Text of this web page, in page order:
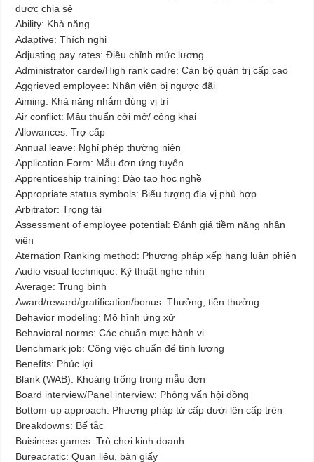
được chia sẻ
Ability: Khả năng
Adaptive: Thích nghi
Adjusting pay rates: Điều chỉnh mức lương
Administrator carde/High rank cadre: Cán bộ quản trị cấp cao
Aggrieved employee: Nhân viên bị ngược đãi
Aiming: Khả năng nhắm đúng vị trí
Air conflict: Mâu thuẩn cởi mở/ công khai
Allowances: Trợ cấp
Annual leave: Nghỉ phép thường niên
Application Form: Mẫu đơn ứng tuyển
Apprenticeship training: Đào tạo học nghề
Appropriate status symbols: Biểu tượng địa vị phù hợp
Arbitrator: Trọng tài
Assessment of employee potential: Đánh giá tiềm năng nhân
viên
Aternation Ranking method: Phương pháp xếp hạng luân phiên
Audio visual technique: Kỹ thuật nghe nhìn
Average: Trung bình
Award/reward/gratification/bonus: Thưởng, tiền thưởng
Behavior modeling: Mô hình ứng xử
Behavioral norms: Các chuẩn mực hành vi
Benchmark job: Công việc chuẩn để tính lương
Benefits: Phúc lợi
Blank (WAB): Khoảng trống trong mẫu đơn
Board interview/Panel interview: Phỏng vấn hội đồng
Bottom-up approach: Phương pháp từ cấp dưới lên cấp trên
Breakdowns: Bế tắc
Buisiness games: Trò chơi kinh doanh
Bureacratic: Quan liêu, bàn giấy